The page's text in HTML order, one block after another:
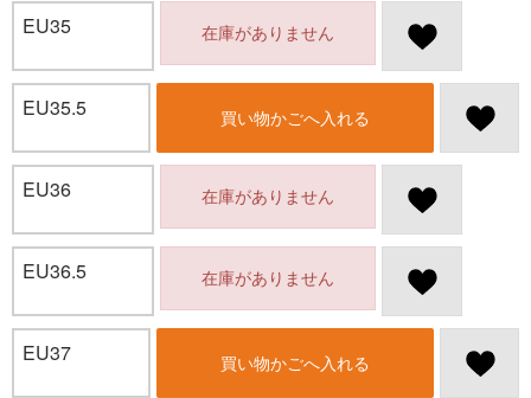
EU35 在庫がありません
EU35.5 買い物かごへ入れる
EU36 在庫がありません
EU36.5 在庫がありません
EU37 買い物かごへ入れる